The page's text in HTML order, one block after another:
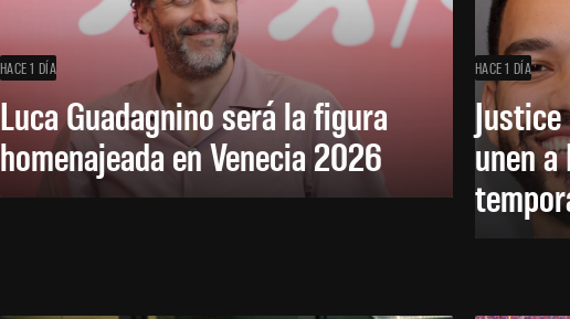
HACE 1 DÍA
Luca Guadagnino será la figura
homenajeada en Venecia 2026
HACE 1 DÍA
unen